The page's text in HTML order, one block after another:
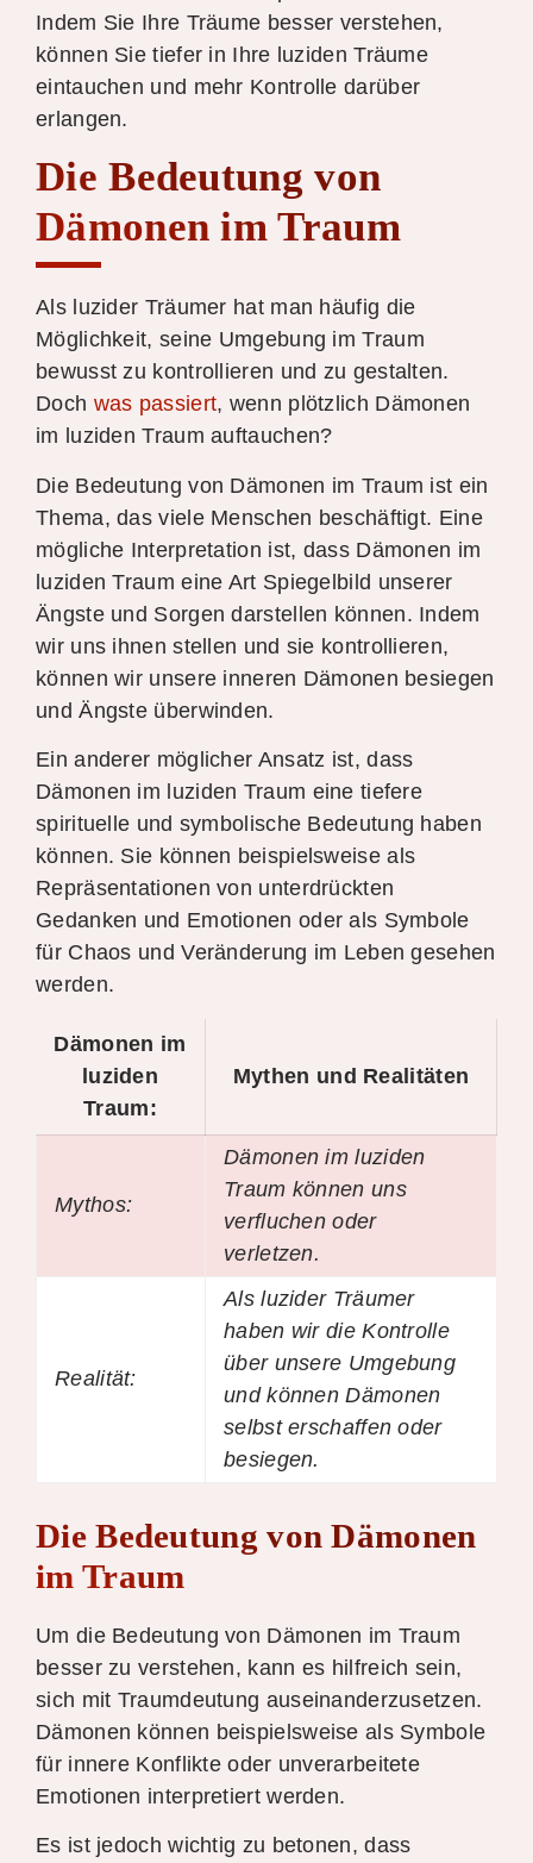
Indem Sie Ihre Träume besser verstehen,
können Sie tiefer in Ihre luziden Träume
eintauchen und mehr Kontrolle darüber
erlangen.
Die Bedeutung von
Dämonen im Traum
Als luzider Träumer hat man häufig die
Möglichkeit, seine Umgebung im Traum
bewusst zu kontrollieren und zu gestalten.
Doch was passiert, wenn plötzlich Dämonen
im luziden Traum auftauchen?
Die Bedeutung von Dämonen im Traum ist ein
Thema, das viele Menschen beschäftigt. Eine
mögliche Interpretation ist, dass Dämonen im
luziden Traum eine Art Spiegelbild unserer
Ängste und Sorgen darstellen können. Indem
wir uns ihnen stellen und sie kontrollieren,
können wir unsere inneren Dämonen besiegen
und Ängste überwinden.
Ein anderer möglicher Ansatz ist, dass
Dämonen im luziden Traum eine tiefere
spirituelle und symbolische Bedeutung haben
können. Sie können beispielsweise als
Repräsentationen von unterdrückten
Gedanken und Emotionen oder als Symbole
für Chaos und Veränderung im Leben gesehen
werden.
Dämonen im
luziden
Traum:
Mythen und Realitäten
Mythos:
Dämonen im luziden
Traum können uns
verfluchen oder
verletzen.
Realität:
Als luzider Träumer
haben wir die Kontrolle
über unsere Umgebung
und können Dämonen
selbst erschaffen oder
besiegen.
Die Bedeutung von Dämonen
im Traum
Um die Bedeutung von Dämonen im Traum
besser zu verstehen, kann es hilfreich sein,
sich mit Traumdeutung auseinanderzusetzen.
Dämonen können beispielsweise als Symbole
für innere Konflikte oder unverarbeitete
Emotionen interpretiert werden.
Es ist jedoch wichtig zu betonen, dass